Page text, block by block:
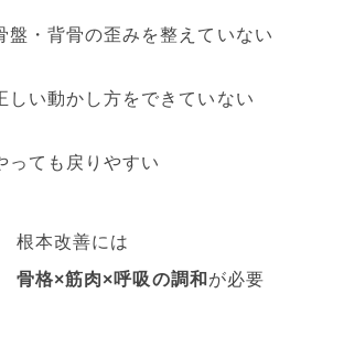
盤・背骨の歪みを整えていない
しい動かし方をできていない
っても戻りやすい
根本改善には
骨格×筋肉×呼吸の調和 が必要